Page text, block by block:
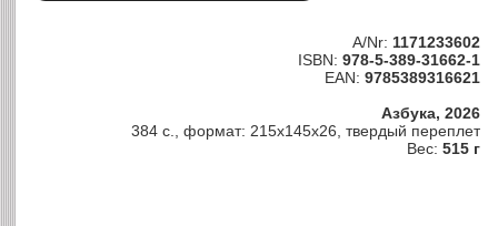
A/Nr: 1171233602
ISBN: 978-5-389-31662-1
EAN: 9785389316621
Азбука, 2026
384 с., формат: 215x145x26, твердый переплет
Вес: 515 г